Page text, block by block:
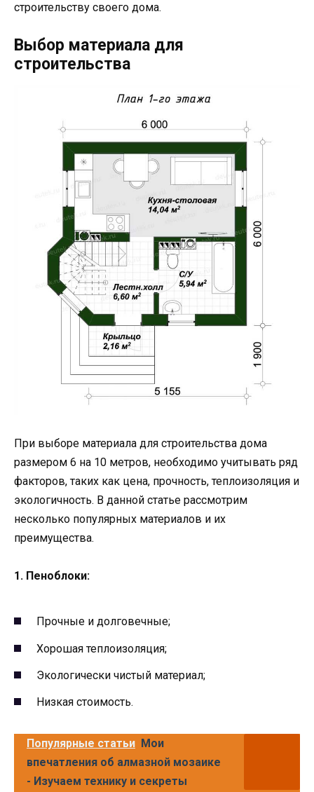
строительству своего дома.
Выбор материала для
строительства
При выборе материала для строительства дома
размером 6 на 10 метров, необходимо учитывать ряд
факторов, таких как цена, прочность, теплоизоляция и
экологичность. В данной статье рассмотрим
несколько популярных материалов и их
преимущества.
1. Пеноблоки:
Прочные и долговечные;
Хорошая теплоизоляция;
Экологически чистый материал;
Низкая стоимость.
Популярные статьи Мои
впечатления об алмазной мозаике
- Изучаем технику и секреты